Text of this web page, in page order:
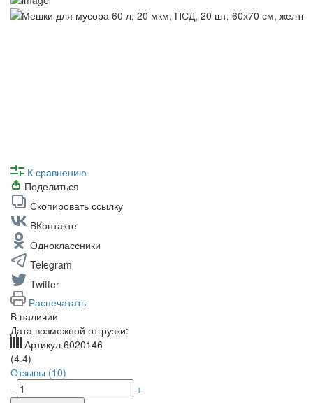
К сравнению
Поделиться
Скопировать ссылку
ВКонтакте
Одноклассники
Telegram
Twitter
Распечатать
В наличии
Дата возможной отгрузки:
Артикул 6020146
(4.4)
Отзывы (10)
-
+